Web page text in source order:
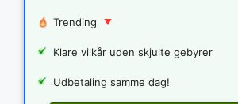
Trending
Klare vilkår uden skjulte gebyrer
Udbetaling samme dag!